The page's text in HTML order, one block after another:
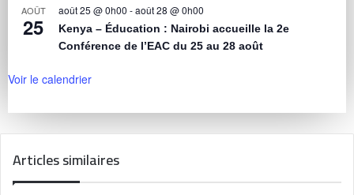
AOÛT
25
août 25 @ 0h00 -août 28 @ 0h00
Kenya – Éducation : Nairobi accueille la 2e
Conférence de l’EAC du 25 au 28 août
Voir le calendrier
Articles similaires